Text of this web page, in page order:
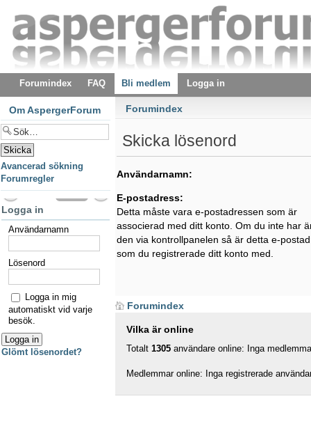
Forumindex FAQ Bli medlem Logga in
Forumindex
Skicka lösenord
Användarnamn:
E-postadress:
Detta måste vara e-postadressen som är
associerad med ditt konto. Om du inte har
den via kontrollpanelen så är detta e-
som du registrerade ditt konto med.
Forumindex
Vilka är online
Totalt 1305 användare online: Inga
Medlemmar online: Inga registrerade
Om AspergerForum
Avancerad sökning
Forumregler
Logga in
Användarnamn
Lösenord
Logga in mig
automatiskt vid varje
besök.
Glömt lösenordet?